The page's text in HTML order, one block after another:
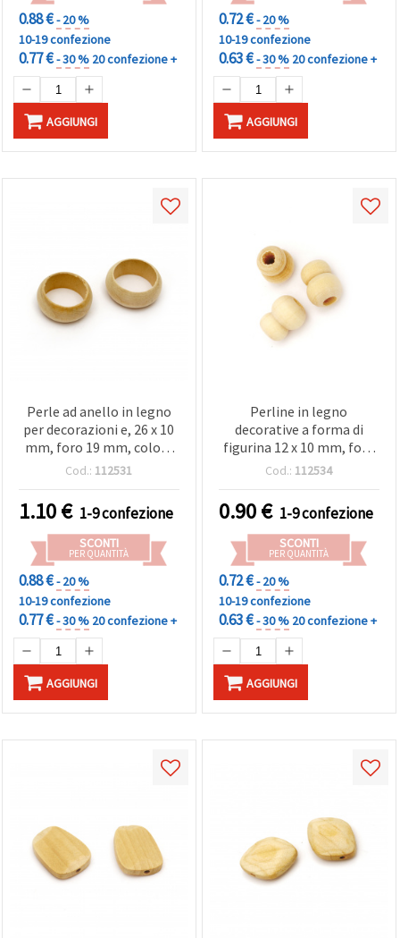
0.88 €- 20 %
10-19 confezione
0.77 €- 30 % 20 confezione +
AGGIUNGI
0.72 €- 20 %
10-19 confezione
0.63 €- 30 % 20 confezione +
AGGIUNGI
Perle ad anello in legno
per decorazioni e, 26 x 10
mm, foro 19 mm, colore
legno naturale - 5 pz
Cod.: 112531
1.10€ 1-9 confezione
SCONTI
PER QUANTITÀ
0.88 €- 20 %
10-19 confezione
0.77 €- 30 % 20 confezione +
AGGIUNGI
Perline in legno
decorative a forma di
figurina 12 x 10 mm, foro
3 mm, colore legno
Cod.: 112534
0.90€ 1-9 confezione
SCONTI
PER QUANTITÀ
0.72 €- 20 %
10-19 confezione
0.63 €- 30 % 20 confezione +
AGGIUNGI